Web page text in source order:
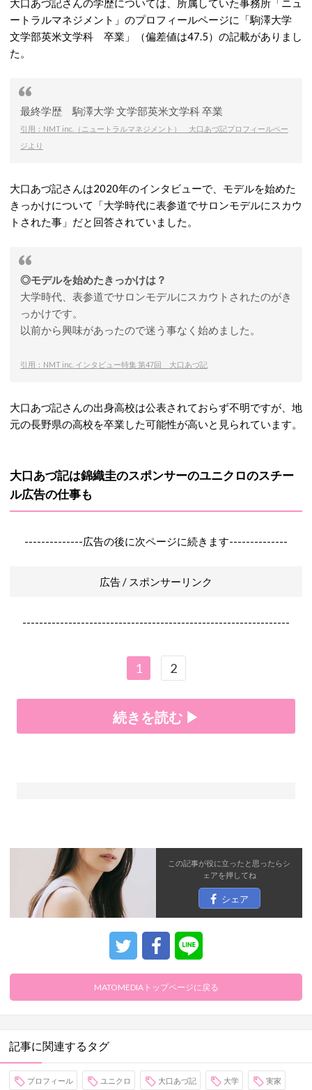
大口あづ記さんの学歴については、所属していた事務所「ニュ
ートラルマネジメント」のプロフィールページに「駒澤大学
文学部英米文学科 卒業」（偏差値は47.5）の記載がありまし
た。
最終学歴 駒澤大学 文学部英米文学科 卒業
引用：NMT inc.（ニュートラルマネジメント） 大口あづ記プロフィールペー
ジより
大口あづ記さんは2020年のインタビューで、モデルを始めた
きっかけについて「大学時代に表参道でサロンモデルにスカウ
トされた事」だと回答されていました。
◎モデルを始めたきっかけは？
大学時代、表参道でサロンモデルにスカウトされたのがき
っかけです。
以前から興味があったので迷う事なく始めました。
引用：NMT inc. インタビュー特集 第47回 大口あづ記
大口あづ記さんの出身高校は公表されておらず不明ですが、地
元の長野県の高校を卒業した可能性が高いと見られています。
大口あづ記は錦織圭のスポンサーのユニクロのスチー
ル広告の仕事も
--------------広告の後に次ページに続きます--------------
広告 / スポンサーリンク
----------------------------------------------------------------
1 2
続きを読む ▶
この記事が役に立ったと思ったらシ
ェアを押してね
シェア
MATOMEDIAトップページに戻る
記事に関連するタグ
プロフィール ユニクロ 大口あづ記 大学 実家